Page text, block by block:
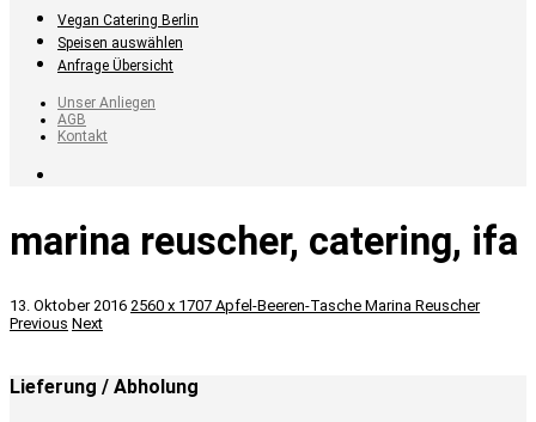
Vegan Catering Berlin
Speisen auswählen
Anfrage Übersicht
Unser Anliegen
AGB
Kontakt
marina reuscher, catering, ifa
13. Oktober 2016 2560 x 1707 Apfel-Beeren-Tasche Marina Reuscher
Previous Next
Lieferung / Abholung